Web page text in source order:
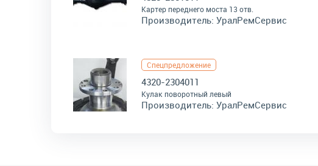
Картер переднего моста 13 отв.
Производитель: УралРемСервис
Спецпредложение
4320-2304011
Кулак поворотный левый
Производитель: УралРемСервис